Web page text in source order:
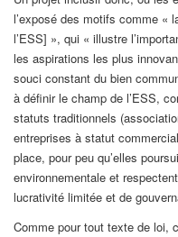
l’exposé des motifs comme «
l’ESS] », qui « illustre
les aspirations les plus
souci constant du bien
à définir le champ de l’ESS,
statuts traditionnels
entreprises à statut
place, pour peu qu’elles
environnementale et
lucrativité limitée et de
Comme pour tout texte de loi,